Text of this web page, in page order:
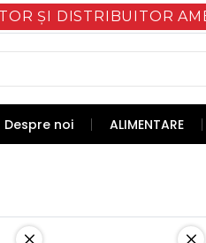
ȘI DISTRIBUITOR
Despre noi ALIMENTARE